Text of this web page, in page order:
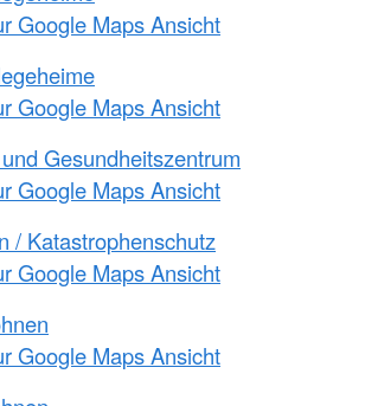
Google Maps Ansicht
Google Maps Ansicht
Gesundheitszentrum
Google Maps Ansicht
/ Katastrophenschutz
Google Maps Ansicht
Google Maps Ansicht